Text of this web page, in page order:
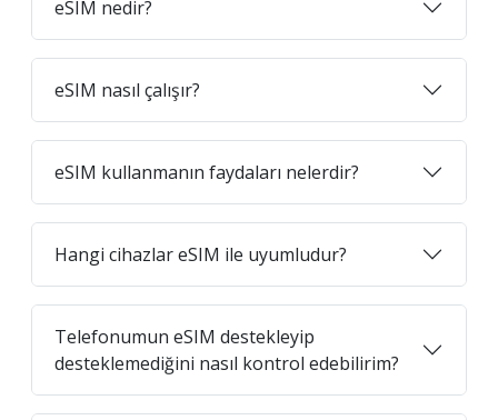
eSIM nedir?
eSIM nasıl çalışır?
eSIM kullanmanın faydaları nelerdir?
Hangi cihazlar eSIM ile uyumludur?
Telefonumun eSIM destekleyip
desteklemediğini nasıl kontrol edebilirim?